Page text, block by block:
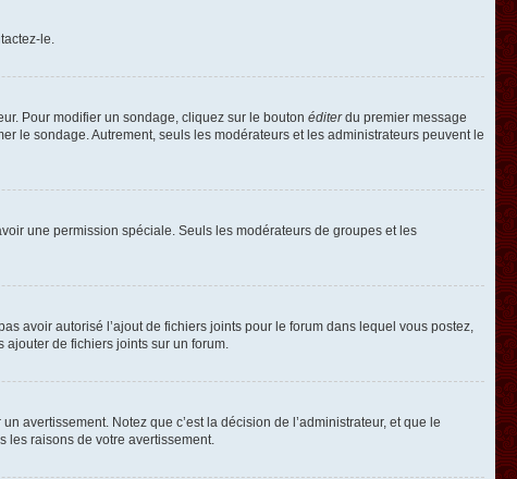
le.
Pour modifier un sondage, cliquez sur le bouton éditerdu premier message
le sondage. Autrement, seuls les modérateurs et les administrateurs peuvent le
une permission spéciale. Seuls les modérateurs de groupes et les
avoir autorisé l’ajout de fichiers joints pour le forum dans lequel vous postez,
de fichiers joints sur un forum.
avertissement. Notez que c’est la décision de l’administrateur, et que le
les raisons de votre avertissement.